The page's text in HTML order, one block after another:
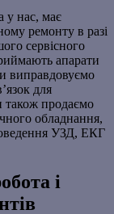
у нас, має
ремонту в разі
сервісного
апарати
виправдовуємо
для
також продаємо
обладнання,
УЗД, ЕКГ
і